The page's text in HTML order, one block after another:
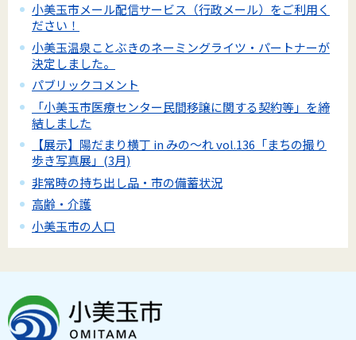
小美玉市メール配信サービス（行政メール）をご利用く
ださい！
小美玉温泉ことぶきのネーミングライツ・パートナーが
決定しました。
パブリックコメント
「小美玉市医療センター民間移譲に関する契約等」を締
結しました
【展示】陽だまり横丁 in みの～れ vol.136「まちの撮り
歩き写真展」(3月)
非常時の持ち出し品・市の備蓄状況
高齢・介護
小美玉市の人口